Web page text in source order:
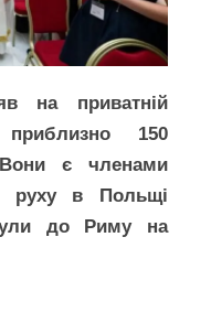
на приватній
приблизно 150
є членами
руху в Польщі
до Риму на